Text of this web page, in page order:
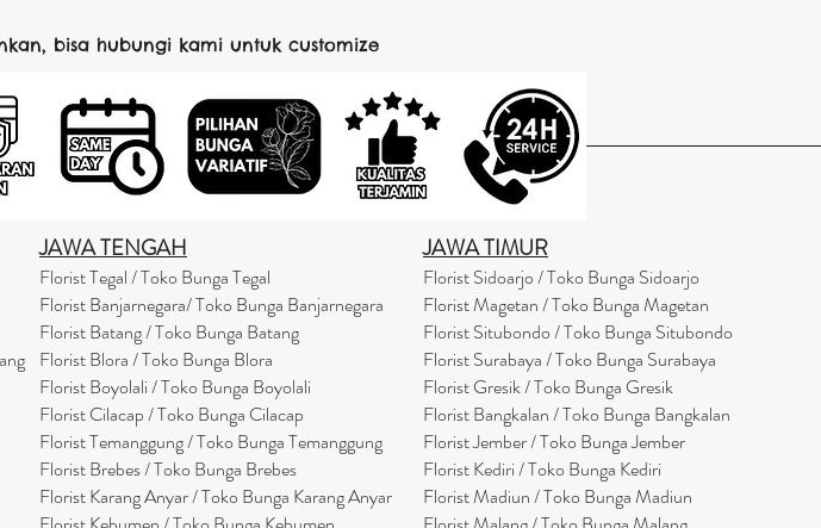
bisa hubungi kami untuk customize
JAWA TENGAH
Florist Tegal / Toko Bunga Tegal
Florist Banjarnegara/ Toko Bunga Banjarnegara
Florist Batang / Toko Bunga Batang
Florist Blora / Toko Bunga Blora
Florist Boyolali / Toko Bunga Boyolali
Florist Cilacap / Toko Bunga Cilacap
Florist Temanggung / Toko Bunga Temanggung
Florist Brebes / Toko Bunga Brebes
Florist Karang Anyar / Toko Bunga Karang Anyar
JAWA TIMUR
Florist Sidoarjo / Toko Bunga Sidoarjo
Florist Magetan / Toko Bunga Magetan
Florist Situbondo / Toko Bunga Situbondo
Florist Surabaya / Toko Bunga Surabaya
Florist Gresik / Toko Bunga Gresik
FloristBangkalan / Toko Bunga Bangkalan
Florist Jember / Toko Bunga Jember
Florist Kediri / Toko Bunga Kediri
Florist Madiun / Toko Bunga Madiun